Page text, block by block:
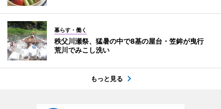
暮らす・働く
秩父川瀬祭、猛暑の中で8基の屋台・笠鉾が曳行
荒川でみこし洗い
もっと見る